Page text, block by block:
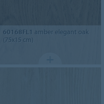
60168FL1 amber elegant oak
(75x15 cm)